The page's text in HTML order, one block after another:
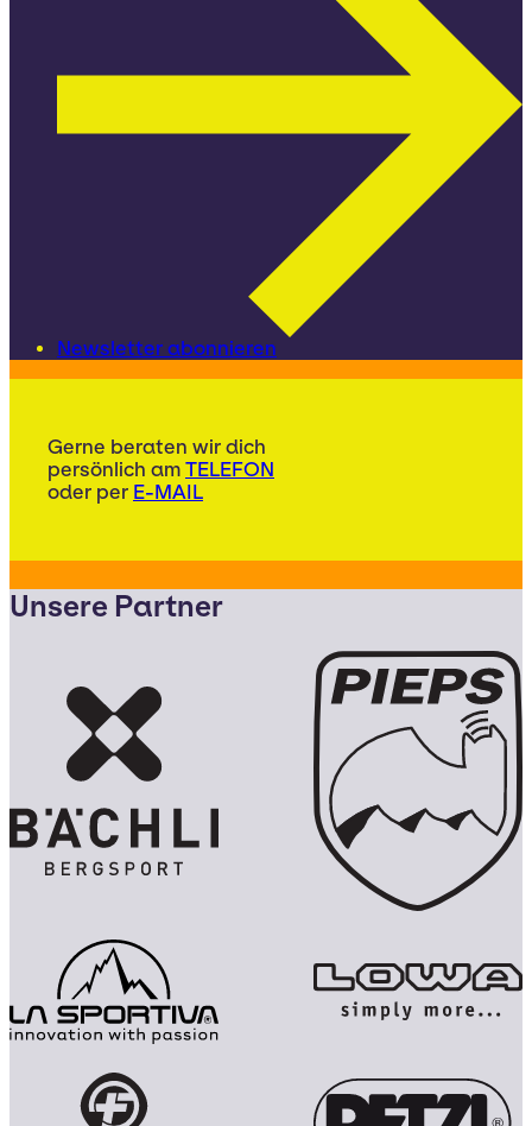
Newsletter abonnieren
Gerne beraten wir dich
persönlich am TELEFON
oder per E-MAIL
Unsere Partner